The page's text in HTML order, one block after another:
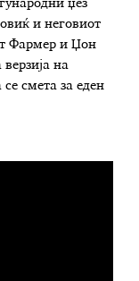
џез
и неговиот
Фармер и Џон
на
смета за еден